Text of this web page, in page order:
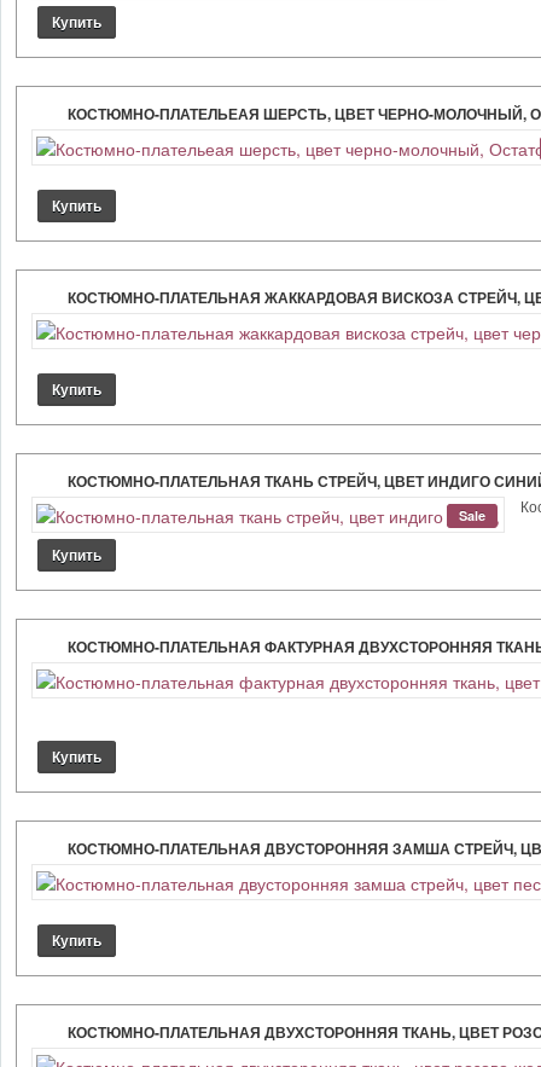
КОСТЮМНО-ПЛАТЕЛЬЕАЯ ШЕРСТЬ, ЦВЕТ ЧЕРНО-МОЛОЧНЫЙ,
КОСТЮМНО-ПЛАТЕЛЬНАЯ ЖАККАРДОВАЯ ВИСКОЗА СТРЕЙЧ,
КОСТЮМНО-ПЛАТЕЛЬНАЯ ТКАНЬ СТРЕЙЧ, ЦВЕТ ИНДИГО
Sale
КОСТЮМНО-ПЛАТЕЛЬНАЯ ФАКТУРНАЯ ДВУХСТОРОННЯЯ
КОСТЮМНО-ПЛАТЕЛЬНАЯ ДВУСТОРОННЯЯ ЗАМША СТРЕЙЧ,
КОСТЮМНО-ПЛАТЕЛЬНАЯ ДВУХСТОРОННЯЯ ТКАНЬ, ЦВЕТ